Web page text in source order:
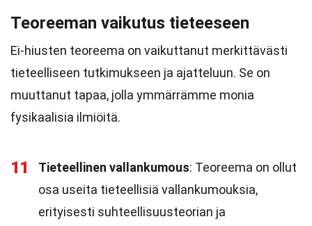
Teoreeman vaikutus tieteeseen
Ei-hiusten teoreema on vaikuttanut merkittävästi
tieteelliseen tutkimukseen ja ajatteluun. Se on
muuttanut tapaa, jolla ymmärrämme monia
fysikaalisia ilmiöitä.
11 Tieteellinen vallankumous: Teoreema on ollut
osa useita tieteellisiä vallankumouksia,
erityisesti suhteellisuusteorian ja